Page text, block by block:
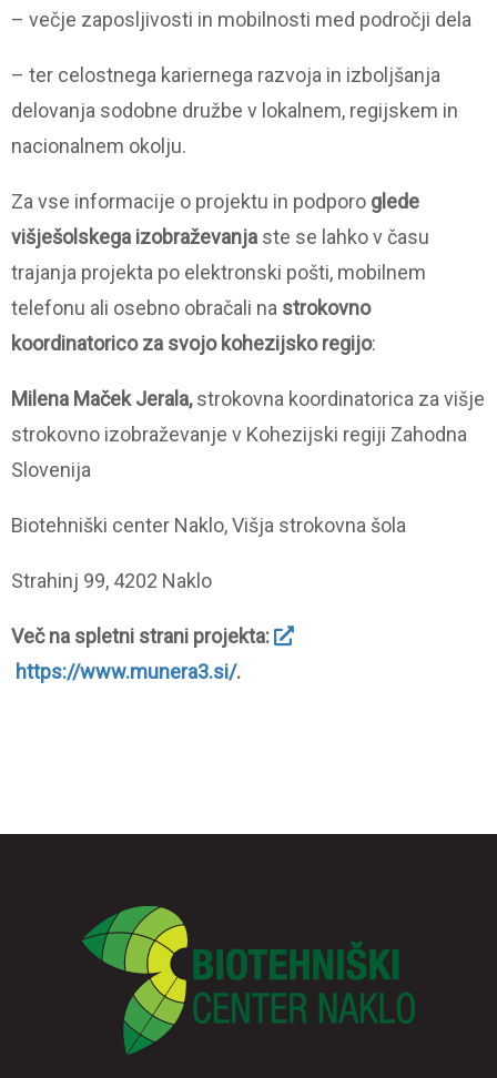
– večje zaposljivosti in mobilnosti med področji dela
– ter celostnega kariernega razvoja in izboljšanja
delovanja sodobne družbe v lokalnem, regijskem in
nacionalnem okolju.
Za vse informacije o projektu in podporo glede
višješolskega izobraževanja ste se lahko v času
trajanja projekta po elektronski pošti, mobilnem
telefonu ali osebno obračali na strokovno
koordinatorico za svojo kohezijsko regijo:
Milena Maček Jerala,strokovna koordinatorica za višje
strokovno izobraževanje v Kohezijski regiji Zahodna
Slovenija
Biotehniški center Naklo, Višja strokovna šola
Strahinj 99, 4202 Naklo
Več na spletni strani projekta:
https://www.munera3.si/.